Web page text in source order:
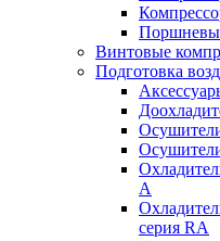
Винтовые
Подготовка
A
серия RA